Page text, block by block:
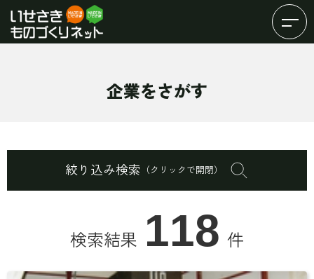
Content-type: text/html
企業をさがす
絞り込み検索 （クリックで開閉）
検索結果 118 件